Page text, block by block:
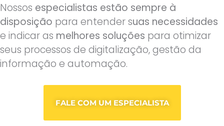
Nossos especialistas estão sempre à
disposição para entender suas necessidades
e indicar as melhores soluções para otimizar
seus processos de digitalização, gestão da
informação e automação.
FALE COM UM ESPECIALISTA